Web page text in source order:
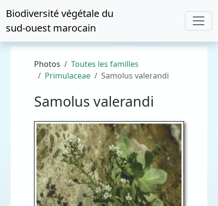
Biodiversité végétale du
sud-ouest marocain
Photos
Toutes les familles
Primulaceae
Samolus valerandi
Samolus valerandi